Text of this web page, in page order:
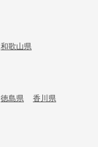
和歌山県
徳島県 香川県